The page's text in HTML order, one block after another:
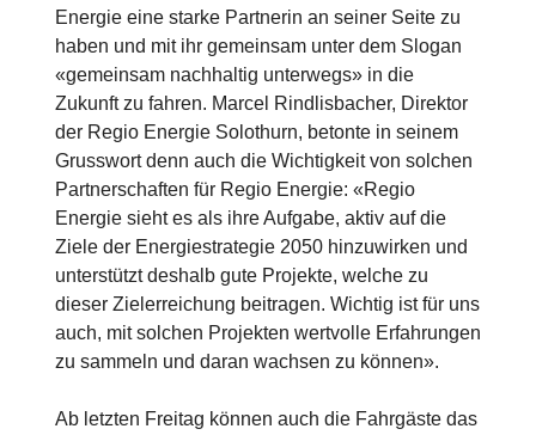
Energie eine starke Partnerin an seiner Seite zu
haben und mit ihr gemeinsam unter dem Slogan
«gemeinsam nachhaltig unterwegs» in die
Zukunft zu fahren. Marcel Rindlisbacher, Direktor
der Regio Energie Solothurn, betonte in seinem
Grusswort denn auch die Wichtigkeit von solchen
Partnerschaften für Regio Energie: «Regio
Energie sieht es als ihre Aufgabe, aktiv auf die
Ziele der Energiestrategie 2050 hinzuwirken und
unterstützt deshalb gute Projekte, welche zu
dieser Zielerreichung beitragen. Wichtig ist für uns
auch, mit solchen Projekten wertvolle Erfahrungen
zu sammeln und daran wachsen zu können».
Ab letzten Freitag können auch die Fahrgäste das